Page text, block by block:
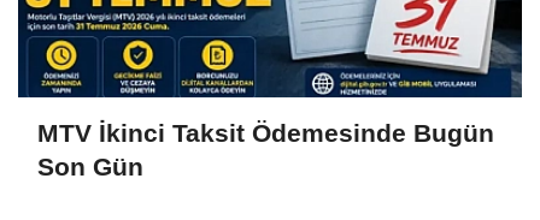
MTV İkinci Taksit Ödemesinde Bugün
Son Gün